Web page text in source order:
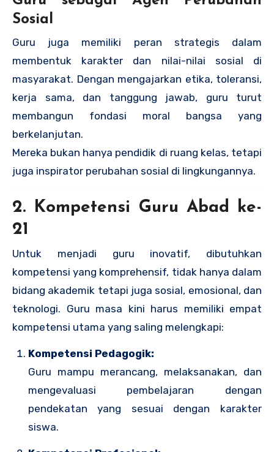
Sosial
Guru juga memiliki peran strategis dalam
membentuk karakter dan nilai-nilai sosial di
masyarakat. Dengan mengajarkan etika, toleransi,
kerja sama, dan tanggung jawab, guru turut
membangun fondasi moral bangsa yang
berkelanjutan.
Mereka bukan hanya pendidik di ruang kelas, tetapi
juga inspirator perubahan sosial di lingkungannya.
2. Kompetensi Guru Abad ke-
21
Untuk menjadi guru inovatif, dibutuhkan
kompetensi yang komprehensif, tidak hanya dalam
bidang akademik tetapi juga sosial, emosional, dan
teknologi. Guru masa kini harus memiliki empat
kompetensi utama yang saling melengkapi:
Kompetensi Pedagogik:
Guru mampu merancang, melaksanakan, dan
mengevaluasi pembelajaran dengan
pendekatan yang sesuai dengan karakter
siswa.